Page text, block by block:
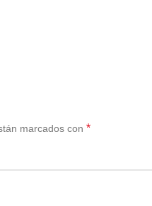
marcados con *